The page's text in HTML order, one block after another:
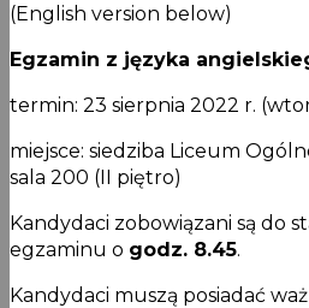
(English version below)
Egzamin z języka
termin: 23 sierpnia 2022 r.
miejsce: siedziba Liceum
sala 200 (II piętro)
Kandydaci zobowiązani są do
egzaminu o godz. 8.45.
Kandydaci muszą posiadać